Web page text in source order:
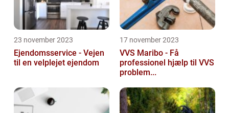
23 november 2023
Ejendomsservice - Vejen
til en velplejet ejendom
17 november 2023
VVS Maribo - Få
professionel hjælp til VVS
problem...